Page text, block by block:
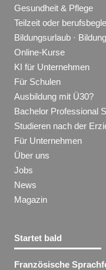
Gesundheit & Pflege
Teilzeit oder
Bildungsurlaub ·
Online-Kurse
KI für Unternehmen
Für Schulen
Ausbildung mit Ü30?
Bachelor Professional
Studieren nach der
Für Unternehmen
Über uns
Jobs
News
Magazin
Startet bald
Französische